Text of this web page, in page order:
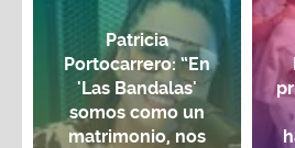
Patricia
Portocarrero: “En
'Las Bandalas'
somos como un
matrimonio, nos